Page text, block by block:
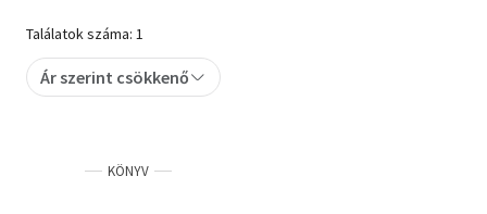
Művészet
Szakkönyv
Tankönyv, segédkönyv
Találatok száma: 1
Ár szerint csökkenő
KÖNYV